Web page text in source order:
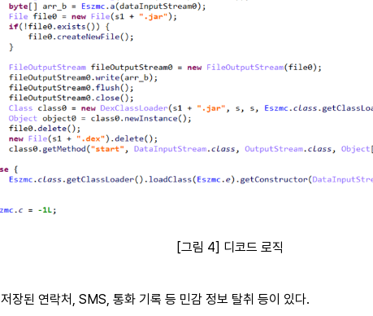
[그림 4] 디코드 로직
장된 연락처, SMS, 통화 기록 등 민감 정보 탈취 등이 있다.